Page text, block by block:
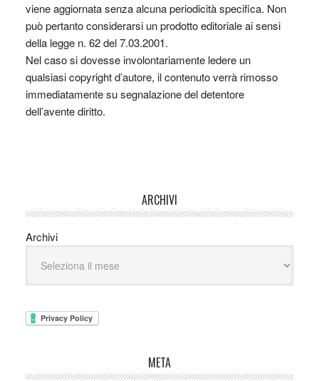
viene aggiornata senza alcuna periodicità specifica. Non
può pertanto considerarsi un prodotto editoriale ai sensi
della legge n. 62 del 7.03.2001.
Nel caso si dovesse involontariamente ledere un
qualsiasi copyright d’autore, il contenuto verrà rimosso
immediatamente su segnalazione del detentore
dell’avente diritto.
ARCHIVI
Archivi
META